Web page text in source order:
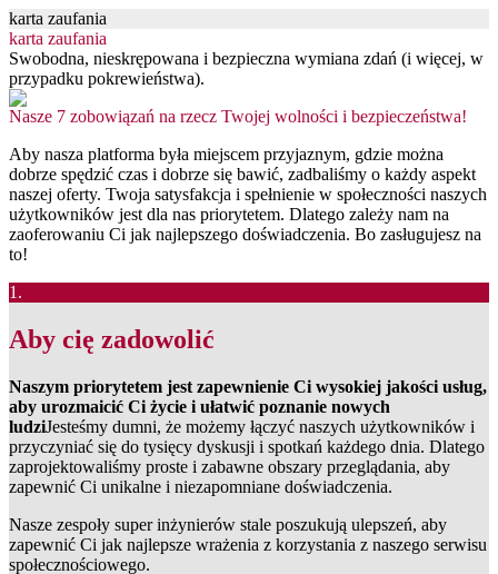
karta zaufania
karta zaufania
Swobodna, nieskrępowana i bezpieczna wymiana zdań (i więcej, w
przypadku pokrewieństwa).
Nasze 7 zobowiązań na rzecz Twojej wolności i bezpieczeństwa!
Aby nasza platforma była miejscem przyjaznym, gdzie można
dobrze spędzić czas i dobrze się bawić, zadbaliśmy o każdy aspekt
naszej oferty. Twoja satysfakcja i spełnienie w społeczności naszych
użytkowników jest dla nas priorytetem. Dlatego zależy nam na
zaoferowaniu Ci jak najlepszego doświadczenia. Bo zasługujesz na
to!
1.
Aby cię zadowolić
Naszym priorytetem jest zapewnienie Ci wysokiej jakości usług,
aby urozmaicić Ci życie i ułatwić poznanie nowych
ludziJesteśmy dumni, że możemy łączyć naszych użytkowników i
przyczyniać się do tysięcy dyskusji i spotkań każdego dnia. Dlatego
zaprojektowaliśmy proste i zabawne obszary przeglądania, aby
zapewnić Ci unikalne i niezapomniane doświadczenia.
Nasze zespoły super inżynierów stale poszukują ulepszeń, aby
zapewnić Ci jak najlepsze wrażenia z korzystania z naszego serwisu
społecznościowego.